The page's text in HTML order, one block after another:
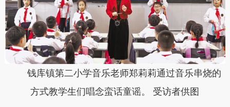
钱库镇第二小学音乐老师郑莉莉通过音乐串烧的
方式教学生们唱念蛮话童谣。 受访者供图